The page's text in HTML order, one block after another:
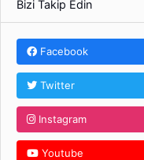
Bizi Takip Edin
Facebook
Twitter
Instagram
Youtube